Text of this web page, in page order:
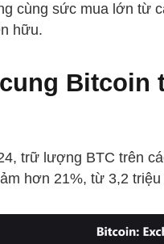
cùng sức mua lớn từ
hữu.
Bitcoin
trữ lượng BTC trên
hơn 21%, từ 3,2